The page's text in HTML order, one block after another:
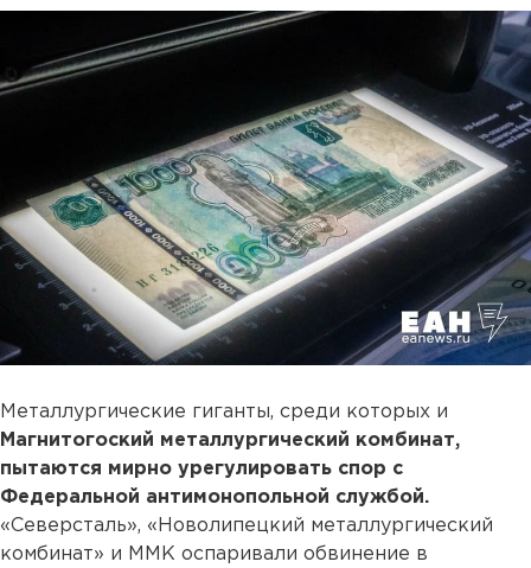
Металлургические гиганты, среди которых и
Магнитогоский металлургический комбинат,
пытаются мирно урегулировать спор с
Федеральной антимонопольной службой.
«Северсталь», «Новолипецкий металлургический
комбинат» и ММК оспаривали обвинение в